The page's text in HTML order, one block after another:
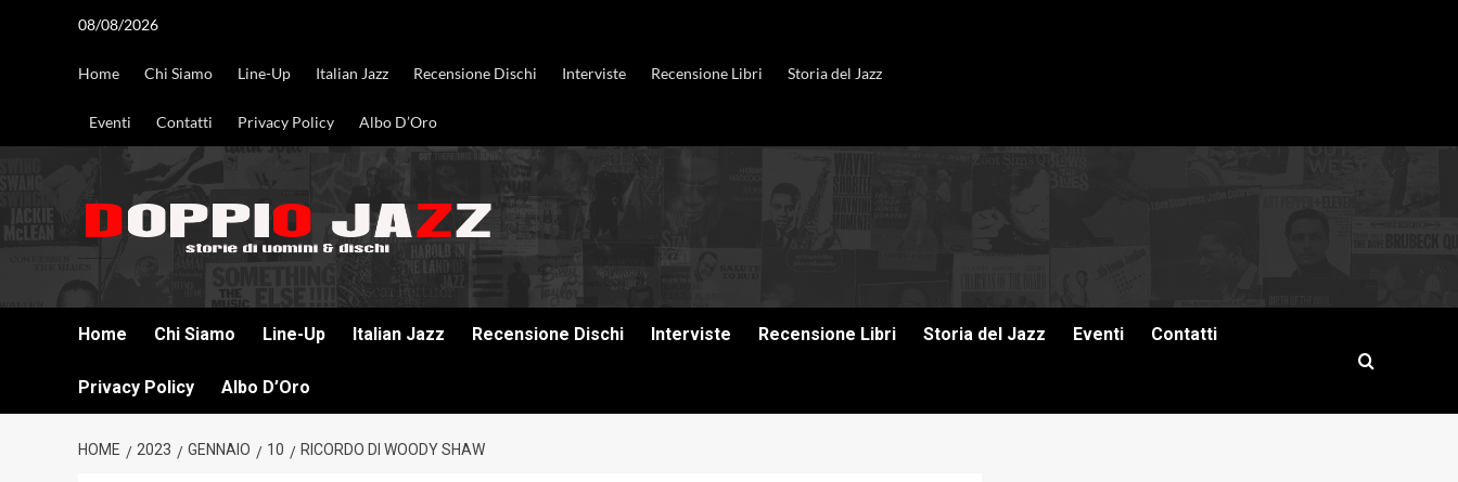
08/08/2026
Home Chi Siamo Line-Up Italian Jazz Recensione Dischi Interviste Recensione Libri Storia del Jazz
Eventi Contatti Privacy Policy Albo D’Oro
Home Chi Siamo Line-Up Italian Jazz Recensione Dischi Interviste Recensione Libri Storia del Jazz Eventi Contatti
Privacy Policy Albo D’Oro
HOME 2023 GENNAIO 10 RICORDO DI WOODY SHAW